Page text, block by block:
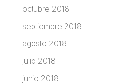
octubre 2018
septiembre 2018
agosto 2018
julio 2018
junio 2018